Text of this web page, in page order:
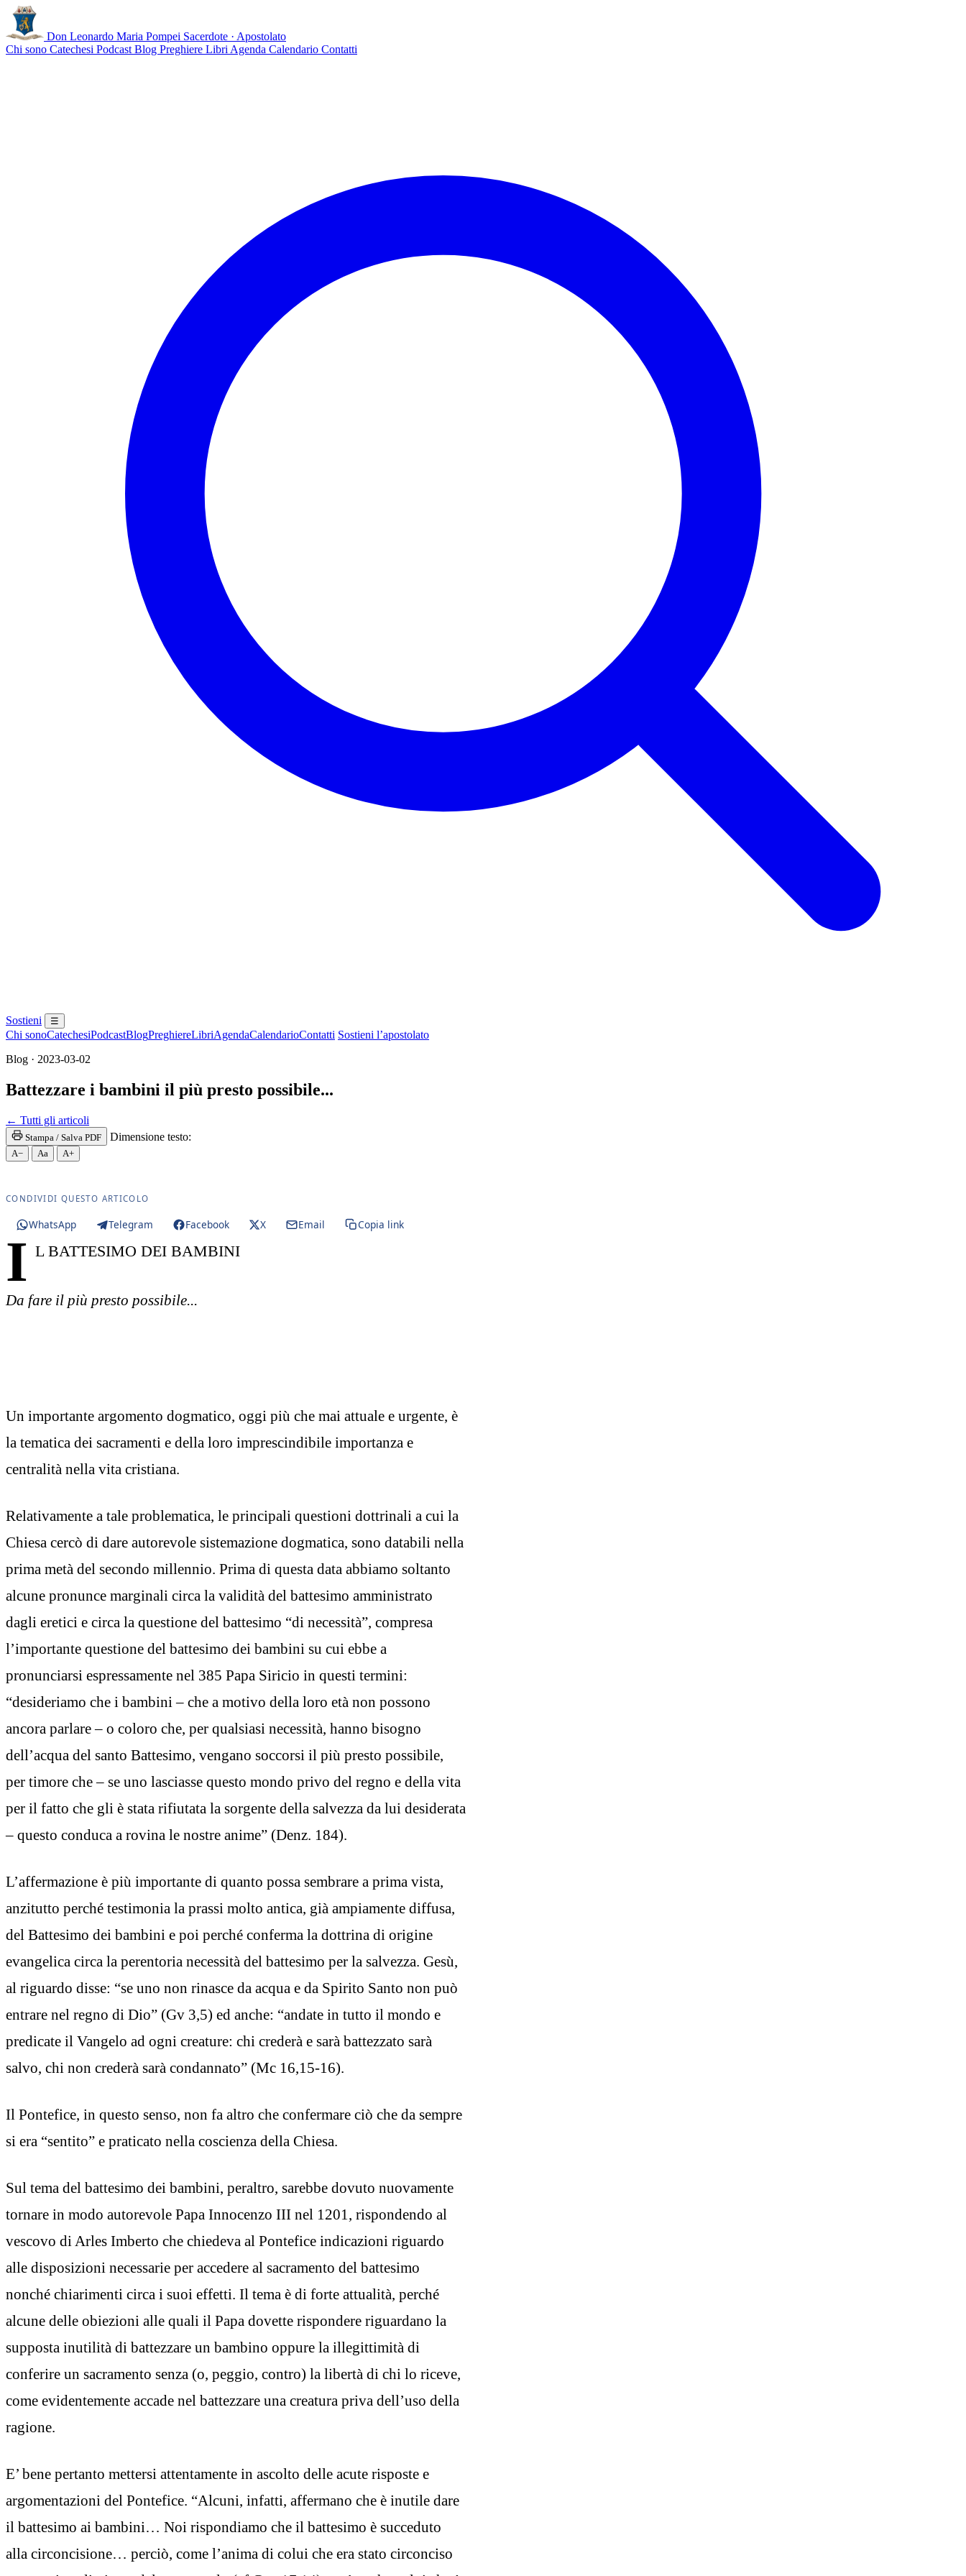
Don Leonardo Maria Pompei Sacerdote · Apostolato
Chi sono Catechesi Podcast Blog Preghiere Libri Agenda Calendario Contatti
Sostieni ☰
Chi sonoCatechesiPodcastBlogPreghiereLibriAgendaCalendarioContatti Sostieni l’apostolato
Blog · 2023-03-02
Battezzare i bambini il più presto possibile...
← Tutti gli articoli
Stampa / Salva PDF Dimensione testo:
A− Aa A+
CONDIVIDI QUESTO ARTICOLO
WhatsApp Telegram Facebook X Email Copia link
I L BATTESIMO DEI BAMBINI
Da fare il più presto possibile...
Un importante argomento dogmatico, oggi più che mai attuale e urgente, è
la tematica dei sacramenti e della loro imprescindibile importanza e
centralità nella vita cristiana.
Relativamente a tale problematica, le principali questioni dottrinali a cui la
Chiesa cercò di dare autorevole sistemazione dogmatica, sono databili nella
prima metà del secondo millennio. Prima di questa data abbiamo soltanto
alcune pronunce marginali circa la validità del battesimo amministrato
dagli eretici e circa la questione del battesimo “di necessità”, compresa
l’importante questione del battesimo dei bambini su cui ebbe a
pronunciarsi espressamente nel 385 Papa Siricio in questi termini:
“desideriamo che i bambini – che a motivo della loro età non possono
ancora parlare – o coloro che, per qualsiasi necessità, hanno bisogno
dell’acqua del santo Battesimo, vengano soccorsi il più presto possibile,
per timore che – se uno lasciasse questo mondo privo del regno e della vita
per il fatto che gli è stata rifiutata la sorgente della salvezza da lui desiderata
– questo conduca a rovina le nostre anime” (Denz. 184).
L’affermazione è più importante di quanto possa sembrare a prima vista,
anzitutto perché testimonia la prassi molto antica, già ampiamente diffusa,
del Battesimo dei bambini e poi perché conferma la dottrina di origine
evangelica circa la perentoria necessità del battesimo per la salvezza. Gesù,
al riguardo disse: “se uno non rinasce da acqua e da Spirito Santo non può
entrare nel regno di Dio” (Gv 3,5) ed anche: “andate in tutto il mondo e
predicate il Vangelo ad ogni creature: chi crederà e sarà battezzato sarà
salvo, chi non crederà sarà condannato” (Mc 16,15-16).
Il Pontefice, in questo senso, non fa altro che confermare ciò che da sempre
si era “sentito” e praticato nella coscienza della Chiesa.
Sul tema del battesimo dei bambini, peraltro, sarebbe dovuto nuovamente
tornare in modo autorevole Papa Innocenzo III nel 1201, rispondendo al
vescovo di Arles Imberto che chiedeva al Pontefice indicazioni riguardo
alle disposizioni necessarie per accedere al sacramento del battesimo
nonché chiarimenti circa i suoi effetti. Il tema è di forte attualità, perché
alcune delle obiezioni alle quali il Papa dovette rispondere riguardano la
supposta inutilità di battezzare un bambino oppure la illegittimità di
conferire un sacramento senza (o, peggio, contro) la libertà di chi lo riceve,
come evidentemente accade nel battezzare una creatura priva dell’uso della
ragione.
E’ bene pertanto mettersi attentamente in ascolto delle acute risposte e
argomentazioni del Pontefice. “Alcuni, infatti, affermano che è inutile dare
il battesimo ai bambini… Noi rispondiamo che il battesimo è succeduto
alla circoncisione… perciò, come l’anima di colui che era stato circonciso